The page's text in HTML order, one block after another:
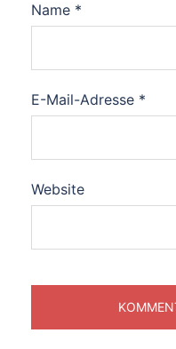
Name *
E-Mail-Adresse *
Website